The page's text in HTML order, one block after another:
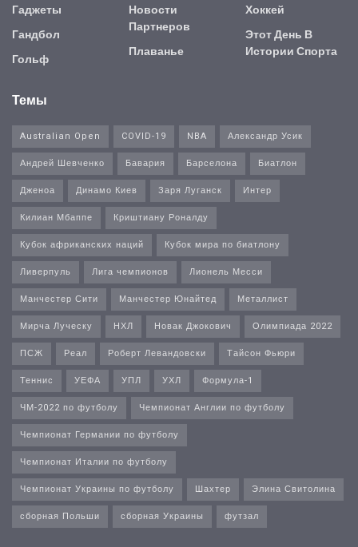
Гаджеты
Гандбол
Гольф
Новости
Партнеров
Плаванье
Хоккей
Этот День В
Истории Спорта
Темы
Australian Open COVID-19 NBA
Александр Усик
Андрей Шевченко
Бавария Барселона
Биатлон
Дженоа
Динамо Киев Заря Луганск
Интер
Килиан Мбаппе
Криштиану Роналду
Кубок африканских наций
Кубок мира по биатлону
Ливерпуль
Лига чемпионов
Лионель Месси
Манчестер Сити
Манчестер Юнайтед
Металлист
Мирча Луческу
НХЛ Новак Джокович
Олимпиада 2022
ПСЖ
Реал Роберт Левандовски
Тайсон Фьюри
Теннис
УЕФА УПЛ УХЛ
Формула-1
ЧМ-2022 по футболу
Чемпионат Англии по футболу
Чемпионат Германии по футболу
Чемпионат Италии по футболу
Чемпионат Украины по футболу
Шахтер
Элина Свитолина
сборная Польши
сборная Украины футзал